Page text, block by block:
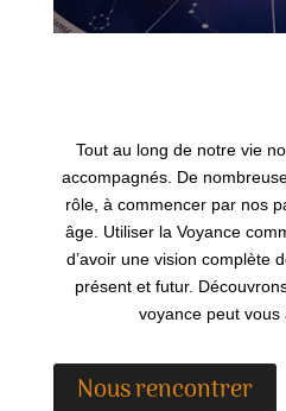
Tout au long de notre vie
accompagnés. De
rôle, à commencer par nos
âge. Utiliser la Voyance
d’avoir une vision complète
présent et futur.
voyance peut vous
Nous rencontrer